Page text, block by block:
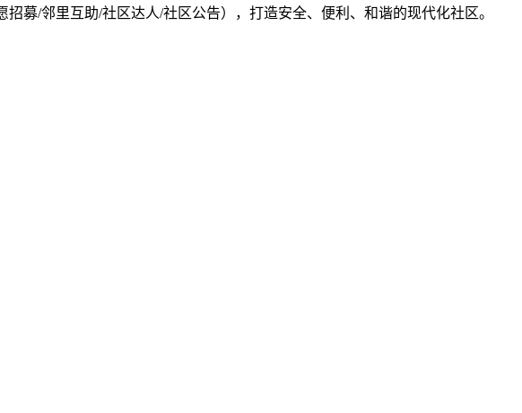
募/邻里互助/社区达人/社区公告），打造安全、便利、和谐的现代化社区。